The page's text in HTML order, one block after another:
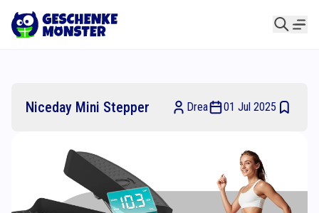
Niceday Mini Stepper Drea 01 Jul 2025